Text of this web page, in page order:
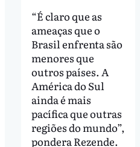
“É claro que as
ameaças que o
Brasil enfrenta são
menores que
outros países. A
América do Sul
ainda é mais
pacífica que outras
regiões do mundo”,
pondera Rezende.